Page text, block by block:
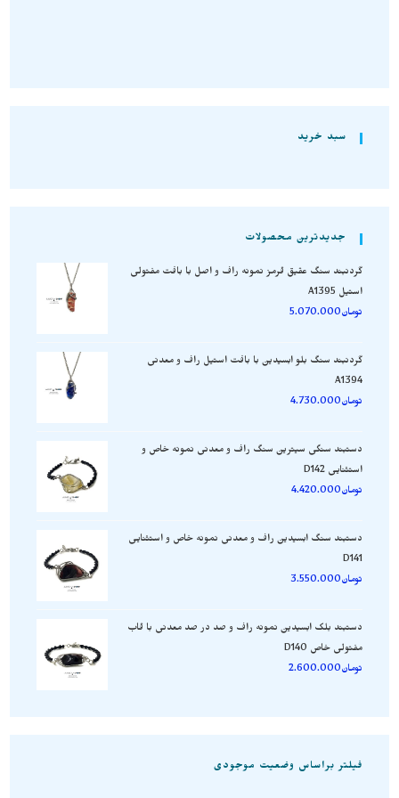
سبد خرید
جدیدترین محصولات
گردنبند سنگ عقیق قرمز نمونه راف و اصل با بافت مفتولی
استیل A1395
تومان5.070.000
گردنبند سنگ بلو ابسیدین با بافت استیل راف و معدنی
A1394
تومان4.730.000
دستبند سنگی سیترین سنگ راف و معدنی نمونه خاص و
استثنایی D142
تومان4.420.000
دستبند سنگ ابسیدین راف و معدنی نمونه خاص و استثنایی
D141
تومان3.550.000
دستبند بلک ابسیدین نمونه راف و صد در صد معدنی با قاب
مفتولی خاص D140
تومان2.600.000
فیلتر براساس وضعیت موجودی